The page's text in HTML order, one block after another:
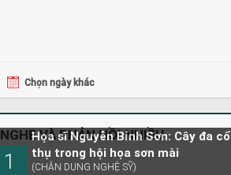
Chọn ngày khác
NGHE VÀ PHẢN HỒI NHIỀU
1
Họa sĩ Nguyễn Bỉnh Sơn: Cây đa cổ
thụ trong hội họa sơn mài
(CHÂN DUNG NGHỆ SỸ)